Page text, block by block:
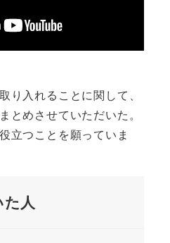
り入れることに関して、
とめさせていただいた。
立つことを願っていま
人